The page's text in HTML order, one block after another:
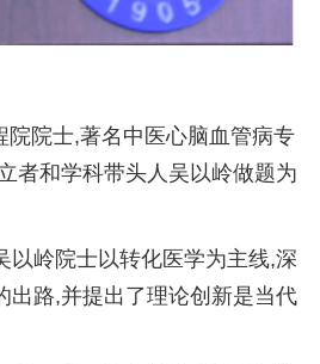
院士,著名中医心脑血管病专
者和学科带头人吴以岭做题为
以岭院士以转化医学为主线,深
出路,并提出了理论创新是当代